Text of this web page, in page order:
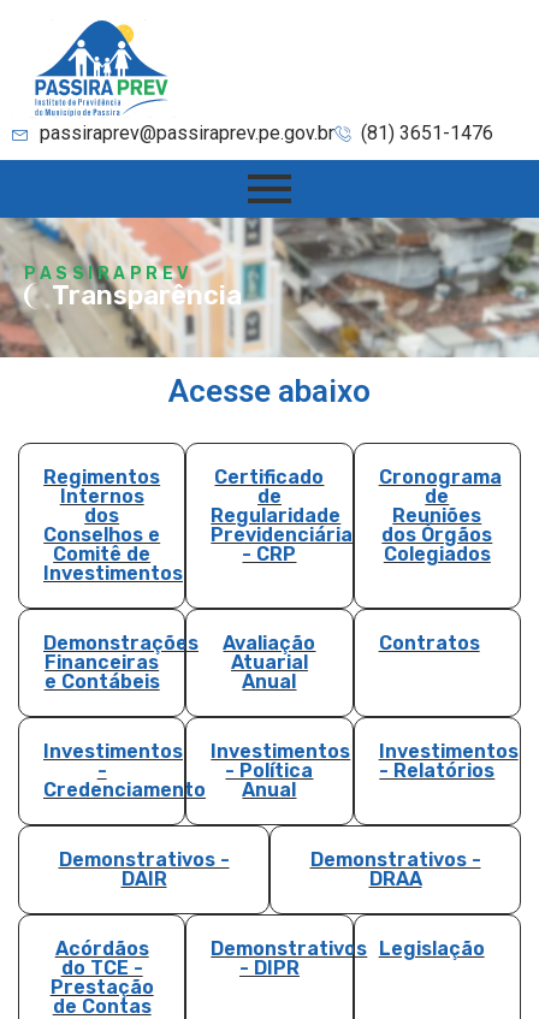
passiraprev@passiraprev.pe.gov.br (81) 3651-1476
PASSIRAPREV
Transparência
Acesse abaixo
Regimentos
Internos
dos
Conselhos e
Comitê de
Investimentos
Certificado
de
Regularidade
Previdenciária
- CRP
Cronograma
de
Reuniões
dos Órgãos
Colegiados
Demonstrações
Financeiras
e Contábeis
Avaliação
Atuarial
Anual
Contratos
Investimentos
-
Credenciamento
Investimentos
- Política
Anual
Investimentos
- Relatórios
Demonstrativos -
DAIR
Demonstrativos -
DRAA
Acórdãos
do TCE -
Prestação
de Contas
Demonstrativos
- DIPR
Legislação